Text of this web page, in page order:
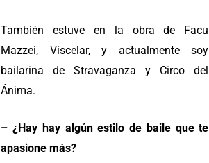
También estuve en la obra de Facu
Mazzei, Viscelar, y actualmente soy
bailarina de Stravaganza y Circo del
Ánima.
– ¿Hay hay algún estilo de baile que te
apasione más?